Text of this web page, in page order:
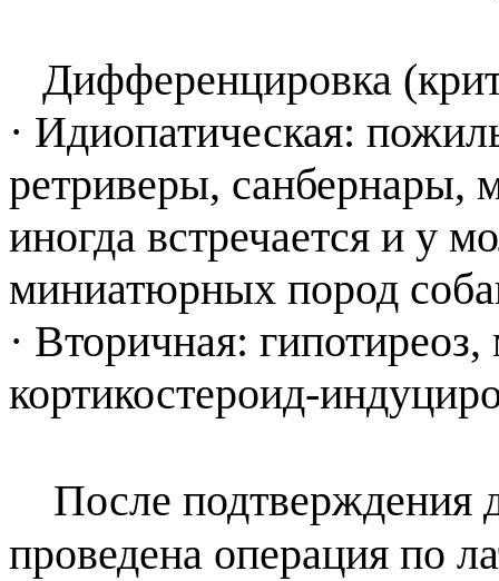
Дифференцировка
· Идиопатическая:
ретриверы, санбернары,
иногда встречается и у
миниатюрных пород
· Вторичная:
кортикостероид-
После подтверждения
проведена операция по